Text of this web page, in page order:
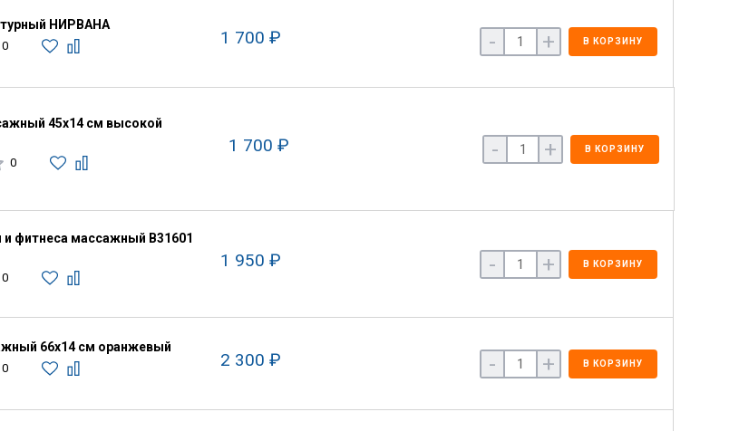
НИРВАНА
0 1 700 ₽ - + В КОРЗИНУ
45х14 см высокой
0
1 700 ₽ - + В КОРЗИНУ
и фитнеса массажный B31601
0
1 950 ₽ - + В КОРЗИНУ
66х14 см оранжевый
0 2 300 ₽ - + В КОРЗИНУ